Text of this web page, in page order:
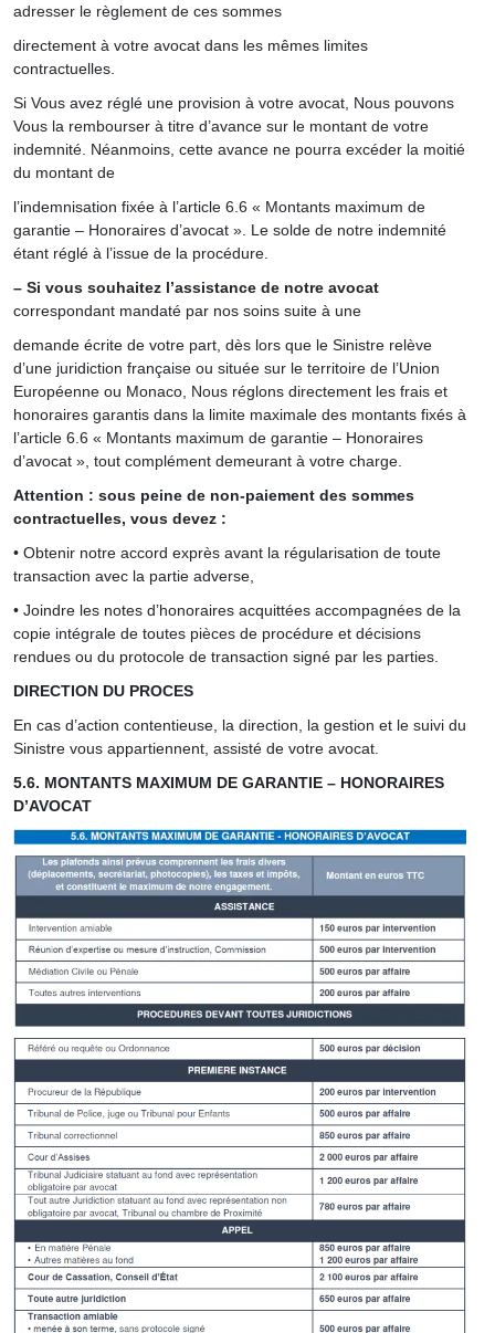
adresser le règlement de ces sommes
directement à votre avocat dans les mêmes limites
contractuelles.
Si Vous avez réglé une provision à votre avocat, Nous pouvons
Vous la rembourser à titre d’avance sur le montant de votre
indemnité. Néanmoins, cette avance ne pourra excéder la moitié
du montant de
l’indemnisation fixée à l’article 6.6 « Montants maximum de
garantie – Honoraires d’avocat ». Le solde de notre indemnité
étant réglé à l’issue de la procédure.
– Si vous souhaitez l’assistance de notre avocat
correspondant mandaté par nos soins suite à une
demande écrite de votre part, dès lors que le Sinistre relève
d’une juridiction française ou située sur le territoire de l’Union
Européenne ou Monaco, Nous réglons directement les frais et
honoraires garantis dans la limite maximale des montants fixés à
l’article 6.6 « Montants maximum de garantie – Honoraires
d’avocat », tout complément demeurant à votre charge.
Attention : sous peine de non-paiement des sommes
contractuelles, vous devez :
• Obtenir notre accord exprès avant la régularisation de toute
transaction avec la partie adverse,
• Joindre les notes d’honoraires acquittées accompagnées de la
copie intégrale de toutes pièces de procédure et décisions
rendues ou du protocole de transaction signé par les parties.
DIRECTION DU PROCES
En cas d’action contentieuse, la direction, la gestion et le suivi du
Sinistre vous appartiennent, assisté de votre avocat.
5.6. MONTANTS MAXIMUM DE GARANTIE – HONORAIRES
D’AVOCAT